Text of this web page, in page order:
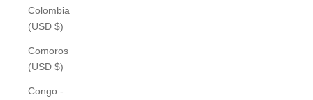
Colombia
(USD $)
Comoros
(USD $)
Congo -